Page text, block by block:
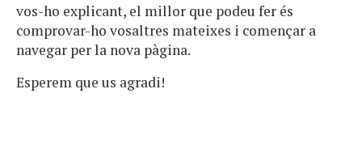
vos-ho explicant, el millor que podeu fer és
comprovar-ho vosaltres mateixes i començar a
navegar per la nova pàgina.
Esperem que us agradi!